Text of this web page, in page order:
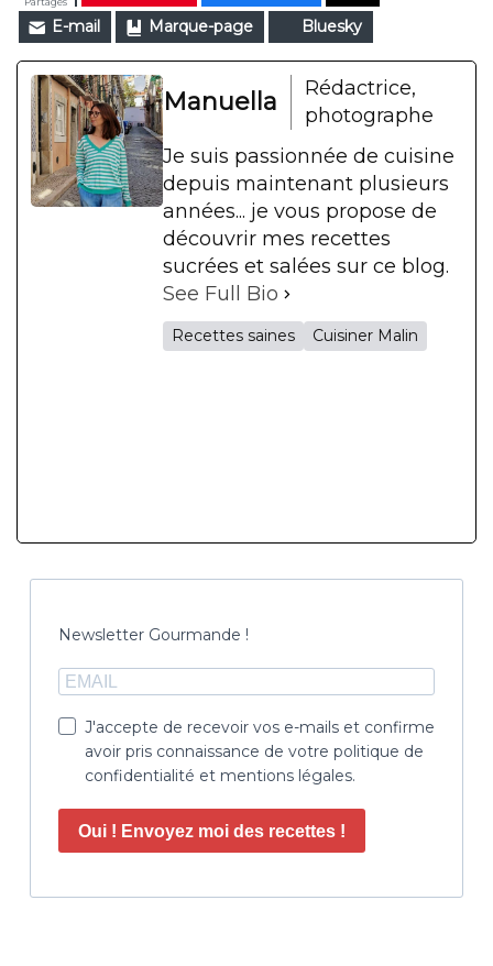
E-mail
Marque-page Bluesky
Manuella
Rédactrice,
photographe
Je suis passionnée de cuisine
depuis maintenant plusieurs
années... je vous propose de
découvrir mes recettes
sucrées et salées sur ce blog.
See Full Bio
Recettes saines Cuisiner Malin
Newsletter Gourmande !
J'accepte de recevoir vos e-mails et confirme
avoir pris connaissance de votre politique de
confidentialité et mentions légales.
Oui ! Envoyez moi des recettes !